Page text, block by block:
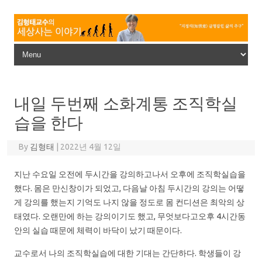
Skip to content
내일 두번째 소화계통 조직학실
습을 한다
By 김형태 2022년 4월 12일
지난 수요일 오전에 두시간을 강의하고나서 오후에 조직학실습을
했다. 몸은 만신창이가 되었고, 다음날 아침 두시간의 강의는 어떻
게 강의를 했는지 기억도 나지 않을 정도로 몸 컨디션은 최악의 상
태였다. 오랜만에 하는 강의이기도 했고, 무엇보다고오후 4시간동
안의 실습 때문에 체력이 바닥이 났기 때문이다.
교수로서 나의 조직학실습에 대한 기대는 간단하다. 학생들이 강